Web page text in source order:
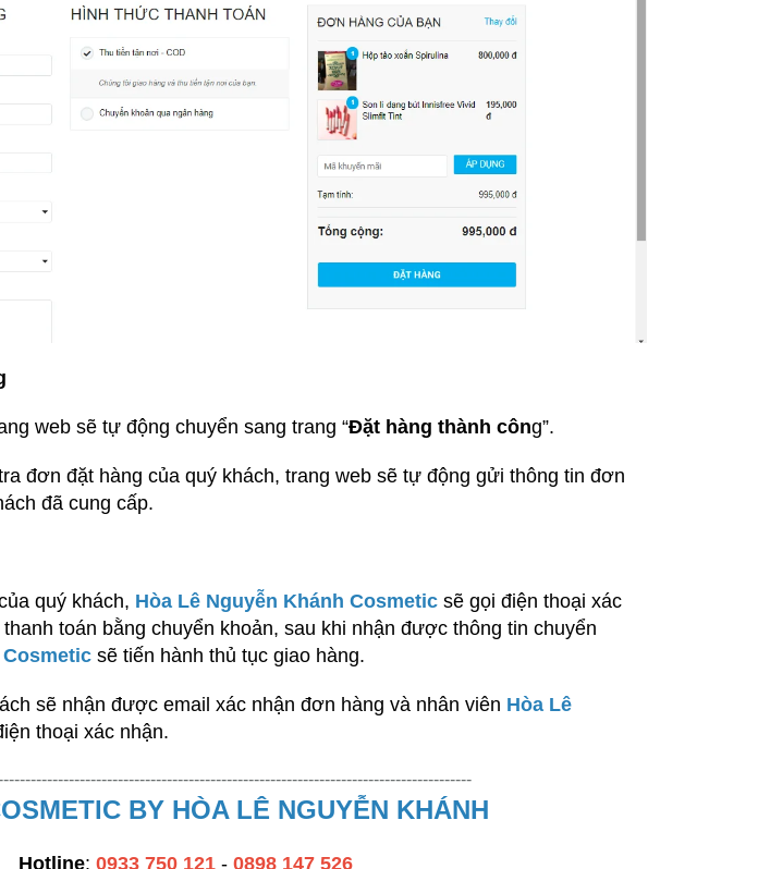
web sẽ tự động chuyển sang trang “Đặt hàng thành công”.
đơn đặt hàng của quý khách, trang web sẽ tự động gửi thông tin đơn
đã cung cấp.
quý khách, Hòa Lê Nguyễn Khánh Cosmeticsẽ gọi điện thoại xác
toán bằng chuyển khoản, sau khi nhận được thông tin chuyển
sẽ tiến hành thủ tục giao hàng.
sẽ nhận được email xác nhận đơn hàng và nhân viên Hòa Lê
thoại xác nhận.
BY HÒA LÊ NGUYỄN KHÁNH
Hotline: 0933 750 121- 0898 147 526